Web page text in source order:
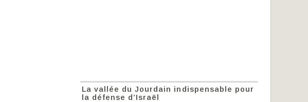
La vallée du Jourdain indispensable pour
la défense d’Israël